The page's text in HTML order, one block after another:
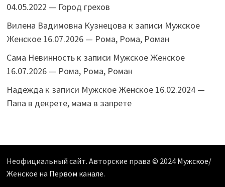
04.05.2022 — Город грехов
Вилена Вадимовна Кузнецова к записи Мужское
Женское 16.07.2026 — Рома, Рома, Роман
Сама Невинностьк записи Мужское Женское
16.07.2026 — Рома, Рома, Роман
Надежда к записи Мужское Женское 16.02.2024 —
Папа в декрете, мама в запрете
Неофициальный сайт. Авторские права © 2024 Мужское/
Женское на Первом канале.